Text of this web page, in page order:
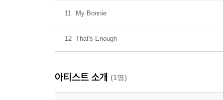
11 My Bonnie
12 That's Enough
아티스트 소개 (1명)